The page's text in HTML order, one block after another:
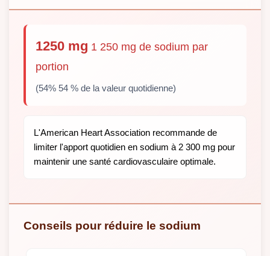
1250 mg 1 250 mg de sodium par
portion
(54% 54 % de la valeur quotidienne)
L'American Heart Association recommande de
limiter l'apport quotidien en sodium à 2 300 mg pour
maintenir une santé cardiovasculaire optimale.
Conseils pour réduire le sodium